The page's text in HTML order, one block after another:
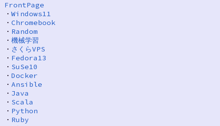
FrontPage
・Windows11
・ Chromebook
・ Random
・ 機械学習
・ さくらVPS
・ Fedora13
・ SuSe10
・ Docker
・ Ansible
・ Java
・ Scala
・ Python
・ Ruby